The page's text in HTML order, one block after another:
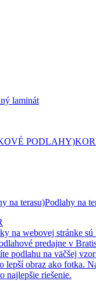
laminát
PODLAHY)
na terasu)Podlahy na
na webovej stránke sú
predajne v
podlahu na väčšej
lepší obraz ako fotka.
najlepšie riešenie.